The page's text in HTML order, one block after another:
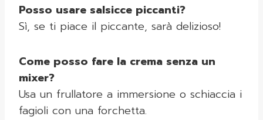
Posso usare salsicce piccanti?
Sì, se ti piace il piccante, sarà delizioso!
Come posso fare la crema senza un
mixer?
Usa un frullatore a immersione o schiaccia i
fagioli con una forchetta.